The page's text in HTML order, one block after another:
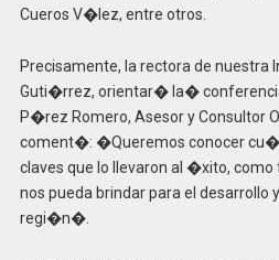
Cueros V�lez, entre otros.
Precisamente, la rectora de nuestra
Guti�rrez, orientar� la�
P�rez Romero, Asesor y Consultor
coment�: �Queremos conocer
claves que lo llevaron al �xito,
nos pueda brindar para el desarrollo
regi�n�.